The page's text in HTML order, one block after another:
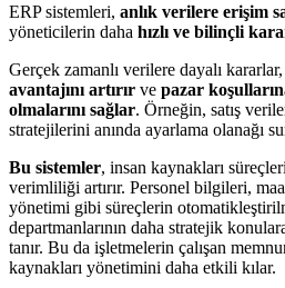
ERP sistemleri, anlık verilere erişim
yöneticilerin daha hızlı ve bilinçli
Gerçek zamanlı verilere dayalı kararlar,
avantajını artırır ve pazar
olmalarını sağlar. Örneğin, satış
stratejilerini anında ayarlama olanağı
Bu sistemler, insan kaynakları
verimliliği artırır. Personel bilgileri,
yönetimi gibi süreçlerin
departmanlarının daha stratejik
tanır. Bu da işletmelerin çalışan
kaynakları yönetimini daha etkili kılar.